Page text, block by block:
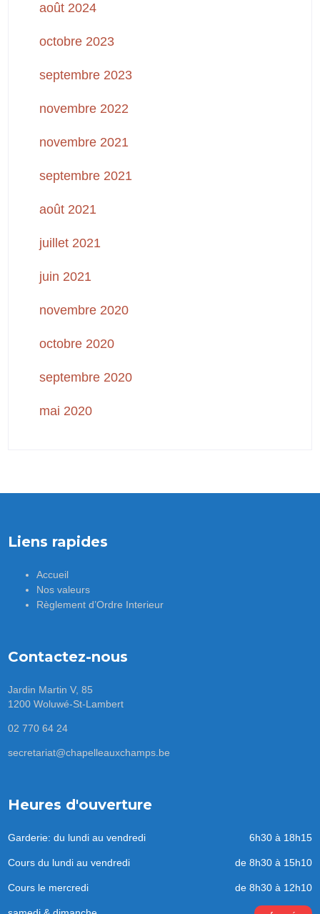
août 2024
octobre 2023
septembre 2023
novembre 2022
novembre 2021
septembre 2021
août 2021
juillet 2021
juin 2021
novembre 2020
octobre 2020
septembre 2020
mai 2020
Liens rapides
Accueil
Nos valeurs
Règlement d’Ordre Interieur
Contactez-nous
Jardin Martin V, 85
1200 Woluwé-St-Lambert
02 770 64 24
secretariat@chapelleauxchamps.be
Heures d'ouverture
Garderie: du lundi au vendredi 6h30 à 18h15
Cours du lundi au vendredi de 8h30 à 15h10
Cours le mercredi de 8h30 à 12h10